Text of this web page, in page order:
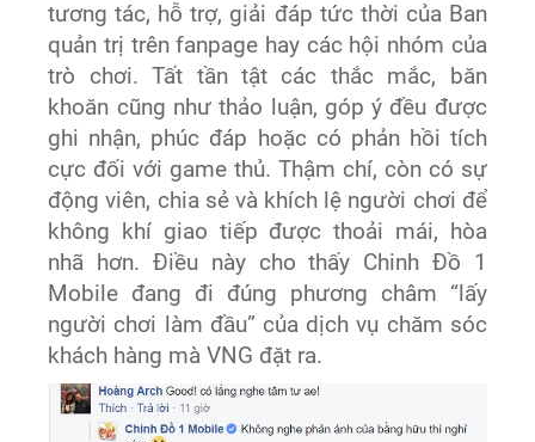
tương tác, hỗ trợ, giải đáp tức thời của Ban
quản trị trên fanpage hay các hội nhóm của
trò chơi. Tất tần tật các thắc mắc, băn
khoăn cũng như thảo luận, góp ý đều được
ghi nhận, phúc đáp hoặc có phản hồi tích
cực đối với game thủ. Thậm chí, còn có sự
động viên, chia sẻ và khích lệ người chơi để
không khí giao tiếp được thoải mái, hòa
nhã hơn. Điều này cho thấy Chinh Đồ 1
Mobile đang đi đúng phương châm “lấy
người chơi làm đầu” của dịch vụ chăm sóc
khách hàng mà VNG đặt ra.